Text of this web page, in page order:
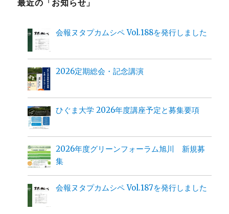
会報ヌタプカムシペ Vol.188を発行しました
2026定期総会・記念講演
ひぐま大学 2026年度講座予定と募集要項
2026年度グリーンフォーラム旭川 新規募
集
会報ヌタプカムシペ Vol.187を発行しました